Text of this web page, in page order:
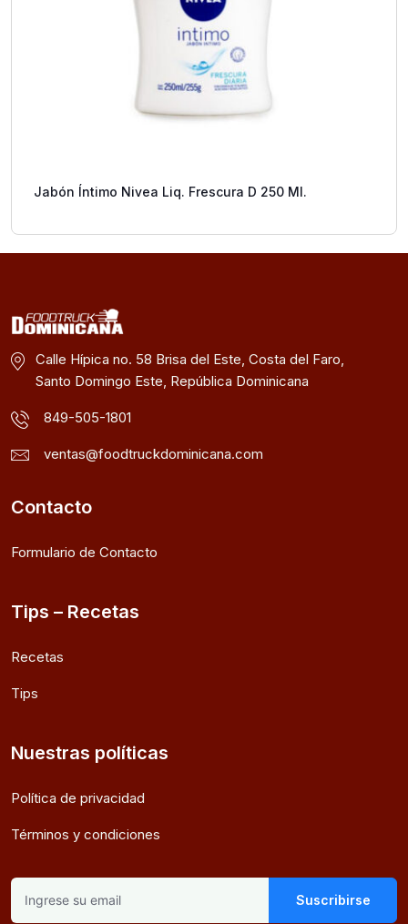
Jabón Íntimo Nivea Liq. Frescura D 250 Ml.
Calle Hípica no. 58 Brisa del Este, Costa del Faro,
Santo Domingo Este, República Dominicana
849-505-1801
ventas@foodtruckdominicana.com
Contacto
Formulario de Contacto
Tips – Recetas
Recetas
Tips
Nuestras políticas
Política de privacidad
Términos y condiciones
Suscribirse